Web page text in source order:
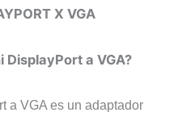
X VGA
DisplayPort a VGA?
a VGA es un adaptador